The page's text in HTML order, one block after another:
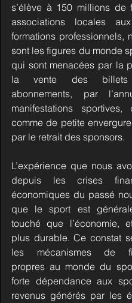
s’élève à 150 millions de
associations locales
formations professionnels,
sont les figures du monde
qui sont menacées par la
la vente des
abonnements, par
manifestations
comme de petite
par le retrait des sponsors.
L’expérience que nous
depuis les crises
économiques du passé
que le sport est
touché que l’économie,
plus durable. Ce constat
les mécanismes de
propres au monde du
forte dépendance aux
revenus générés par les